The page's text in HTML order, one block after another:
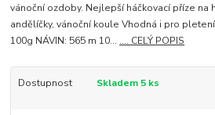
vánoční ozdoby. Nejlepší háčkovací příze na
andělíčky, vánoční koule Vhodná i pro
100g NÁVIN: 565 m 10... .... CELÝ POPIS
Dostupnost Skladem 5 ks